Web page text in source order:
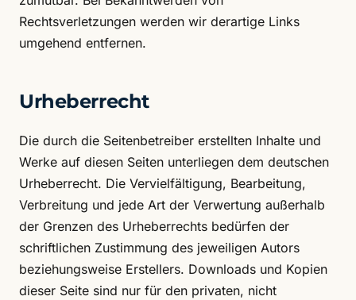
Rechtsverletzungen werden wir derartige Links
umgehend entfernen.
Urheberrecht
Die durch die Seitenbetreiber erstellten Inhalte und
Werke auf diesen Seiten unterliegen dem deutschen
Urheberrecht. Die Vervielfältigung, Bearbeitung,
Verbreitung und jede Art der Verwertung außerhalb
der Grenzen des Urheberrechts bedürfen der
schriftlichen Zustimmung des jeweiligen Autors
beziehungsweise Erstellers. Downloads und Kopien
dieser Seite sind nur für den privaten, nicht